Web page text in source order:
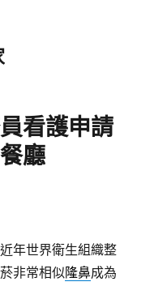
看護申請
廳
年世界衛生組織整
非常相似隆鼻成為